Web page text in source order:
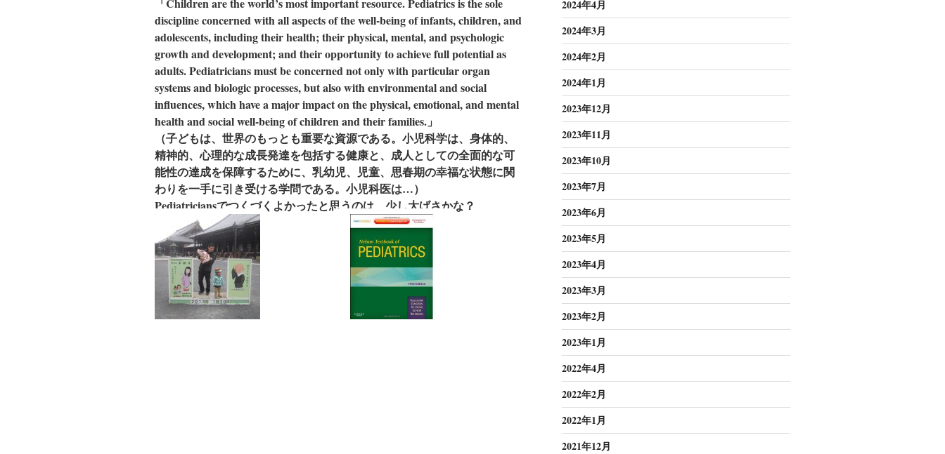
「Children are the world’s most important resource. Pediatrics is the sole
discipline concerned with all aspects of the well-being of infants, children, and
adolescents, including their health; their physical, mental, and psychologic
growth and development; and their opportunity to achieve full potential as
adults. Pediatricians must be concerned not only with particular organ
systems and biologic processes, but also with environmental and social
influences, which have a major impact on the physical, emotional, and mental
health and social well-being of children and their families.」
（子どもは、世界のもっとも重要な資源である。小児科学は、身体的、
精神的、心理的な成長発達を包括する健康と、成人としての全面的な可
能性の達成を保障するために、乳幼児、児童、思春期の幸福な状態に関
わりを一手に引き受ける学問である。小児科医は…）
Pediatriciansでつくづくよかったと思うのは、少し大げさかな？
2024年4月
2024年3月
2024年2月
2024年1月
2023年12月
2023年11月
2023年10月
2023年7月
2023年6月
2023年5月
2023年4月
2023年3月
2023年2月
2023年1月
2022年4月
2022年2月
2022年1月
2021年12月